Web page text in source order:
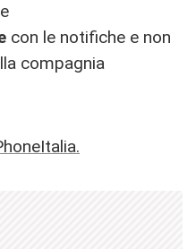
con le notifiche e non
compagnia